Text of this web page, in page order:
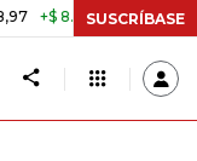
+2,19% TASA
SUSCRÍBASE